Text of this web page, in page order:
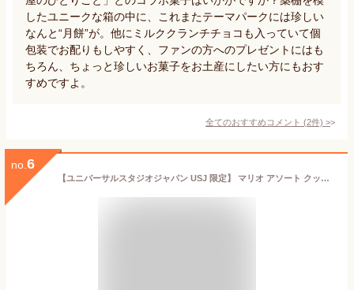
したユニークな箱の中に、これまたテーマパークには珍しい
なんと“月餅”が。他にミルククランチチョコも入っていて個
包装でお配りもしやすく、ファンの方へのプレゼントにはも
ちろん、ちょっと珍しいお菓子をお土産にしたい方にもおす
すめですよ。
全てのおすすめコメント (2件) >
no. 6
【ユニバーサルスタジオジャパン USJ 限定】 マリオ アソート クッパ城 缶 入り アソートスナック スーパー ニンテンドー ワールド マリオモーターズ お土産 お菓子 ユニバ グッズ プレゼント